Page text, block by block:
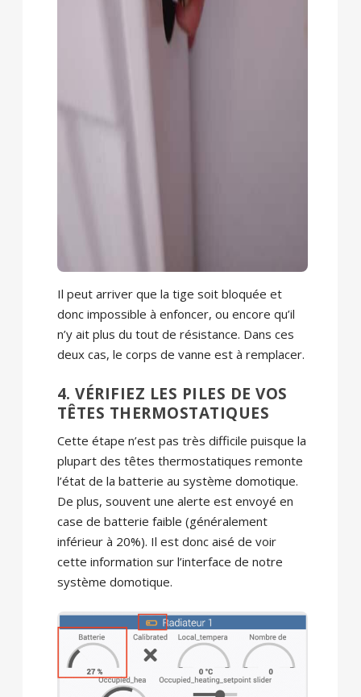
Il peut arriver que la tige soit bloquée et
donc impossible à enfoncer, ou encore qu’il
n’y ait plus du tout de résistance. Dans ces
deux cas, le corps de vanne est à remplacer.
4. VÉRIFIEZ LES PILES DE VOS
TÊTES THERMOSTATIQUES
Cette étape n’est pas très difficile puisque la
plupart des têtes thermostatiques remonte
l’état de la batterie au système domotique.
De plus, souvent une alerte est envoyé en
case de batterie faible (généralement
inférieur à 20%). Il est donc aisé de voir
cette information sur l’interface de notre
système domotique.